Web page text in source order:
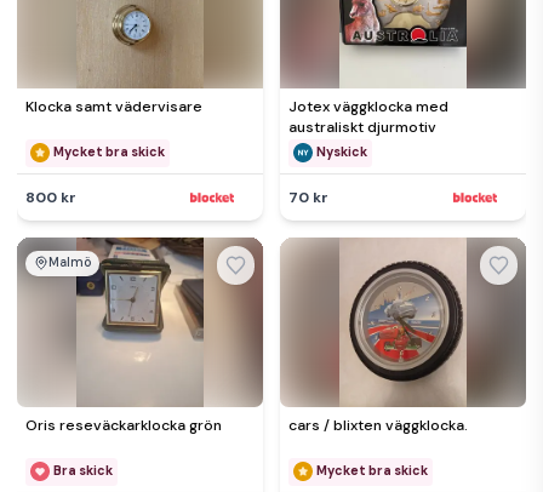
Klocka samt vädervisare
Mycket bra skick
800 kr
Jotex väggklocka med
australiskt djurmotiv
Nyskick
70 kr
Malmö
Oris reseväckarklocka grön
Bra skick
cars / blixten väggklocka.
Mycket bra skick